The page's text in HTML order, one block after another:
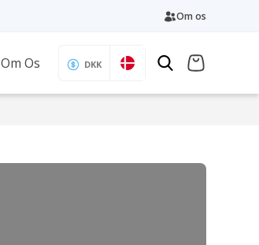
Om os
Om Os DKK